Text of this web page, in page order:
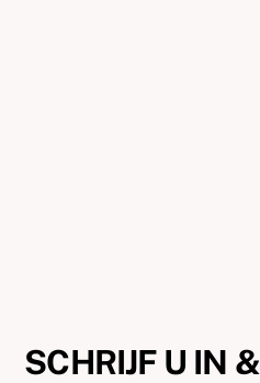
SCHRIJF U IN